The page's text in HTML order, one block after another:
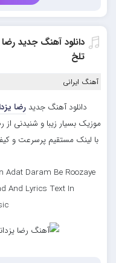
دانلود آهنگ جدید
تلخ
آهنگ ایرانی
دانلود آهنگ جدید رضا
موزیک بسیار زیبا و شنیدنی از
با لینک مستقیم پرسرعت و
Adat Daram Be Roozaye
And Lyrics Text In